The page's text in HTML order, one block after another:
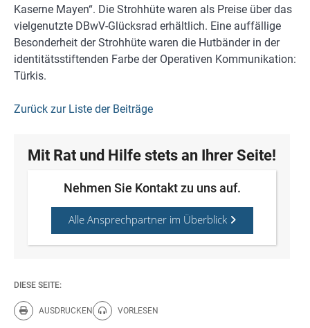
Kaserne Mayen“. Die Strohhüte waren als Preise über das
vielgenutzte DBwV-Glücksrad erhältlich. Eine auffällige
Besonderheit der Strohhüte waren die Hutbänder in der
identitätsstiftenden Farbe der Operativen Kommunikation:
Türkis.
Zurück zur Liste der Beiträge
Mit Rat und Hilfe stets an Ihrer Seite!
Nehmen Sie Kontakt zu uns auf.
Alle Ansprechpartner im Überblick
DIESE SEITE:
AUSDRUCKEN
Diese Seite drucken.
VORLESEN
Diese Seite vorlesen.